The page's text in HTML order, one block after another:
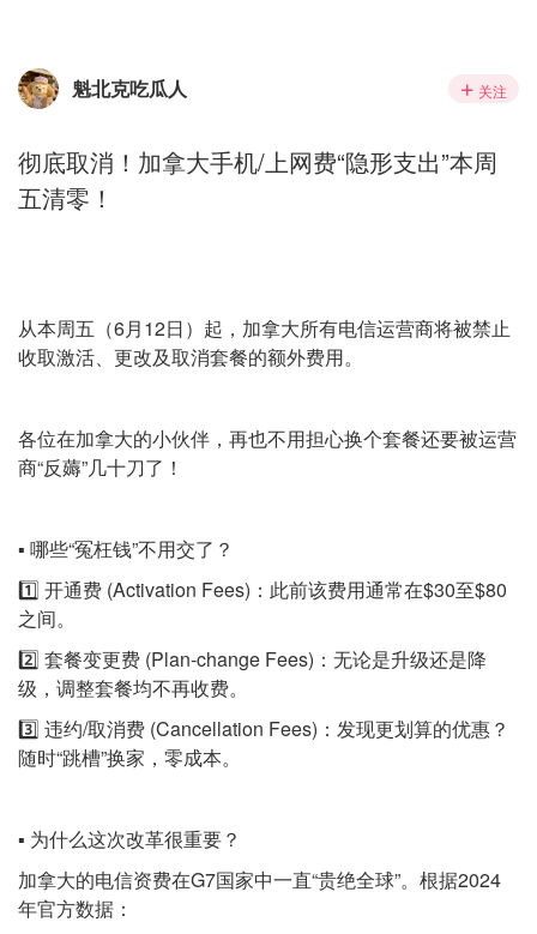
魁北克吃瓜人 关注
彻底取消！加拿大手机/上网费“隐形支出”本周
五清零！
从本周五（6月12日）起，加拿大所有电信运营商将被禁止
收取激活、更改及取消套餐的额外费用。
各位在加拿大的小伙伴，再也不用担心换个套餐还要被运营
商“反薅”几十刀了！
▪️ 哪些“冤枉钱”不用交了？
1️⃣ 开通费 (Activation Fees)：此前该费用通常在$30至$80
之间。
2️⃣ 套餐变更费 (Plan-change Fees)：无论是升级还是降
级，调整套餐均不再收费。
3️⃣ 违约/取消费 (Cancellation Fees)：发现更划算的优惠？
随时“跳槽”换家，零成本。
▪️ 为什么这次改革很重要？
加拿大的电信资费在G7国家中一直“贵绝全球”。根据2024
年官方数据：